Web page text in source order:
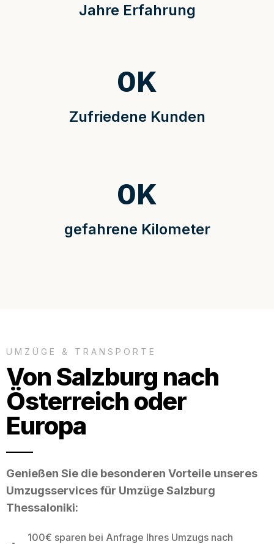
Jahre Erfahrung
Zufriedene Kunden
0K
gefahrene Kilometer
0K
UMZÜGE & TRANSPORTE
Von Salzburg nach
Österreich oder
Europa
Genießen Sie die besonderen Vorteile unseres
Umzugsservices für Umzüge Salzburg
Thessaloniki:
100€ sparen bei Anfrage Ihres Umzugs nach